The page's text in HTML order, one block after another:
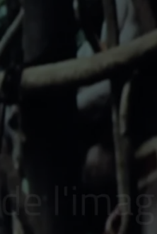
dontVues arrière, nébuleuse
Gulbenkian (Paris, 2016), et
, à Art Encounters,
inédits signés par le
nom?
L’artiste Micah Lexier y
sera en vente à la Galerie de